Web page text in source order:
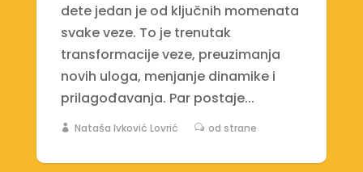
dete jedan je od ključnih momenata
svake veze. To je trenutak
transformacije veze, preuzimanja
novih uloga, menjanje dinamike i
prilagođavanja. Par postaje...
Nataša Ivković Lovrić od strane